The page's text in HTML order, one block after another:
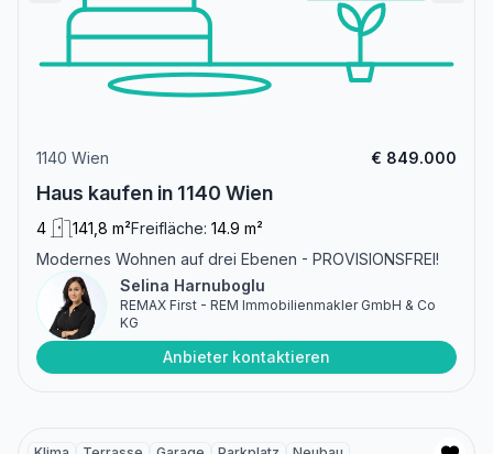
1140 Wien € 849.000
Haus kaufen in 1140 Wien
4 141,8 m²Freifläche: 14.9 m²
Modernes Wohnen auf drei Ebenen - PROVISIONSFREI!
Selina Harnuboglu
REMAX First - REM Immobilienmakler GmbH & Co
KG
Anbieter kontaktieren